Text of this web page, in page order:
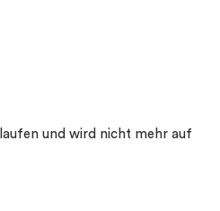
und wird nicht mehr auf